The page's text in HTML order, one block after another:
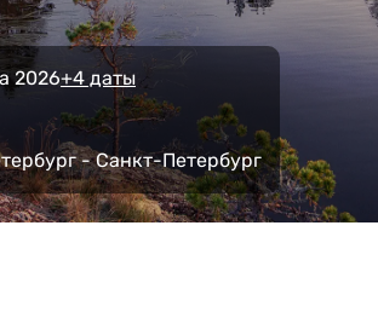
2026+4 даты
- Санкт-Петербург